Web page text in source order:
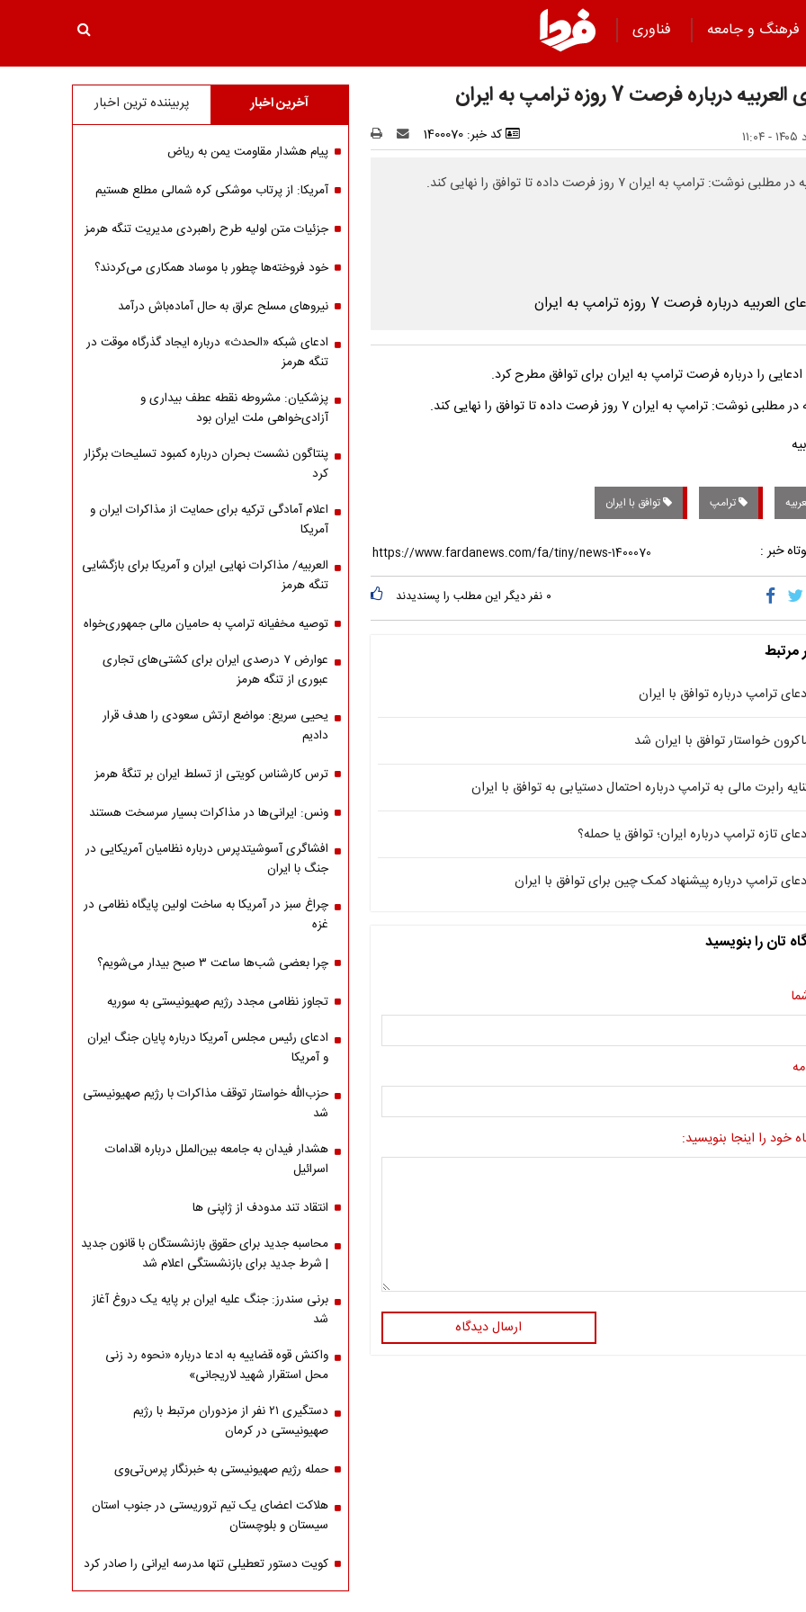
فرهنگ و جامعه
فناوری
درباره فرصت 7 روزه ترامپ به ایران
کد خبر: 1400070
مطلبی نوشت: ترامپ به ایران ۷ روز فرصت داده تا توافق را نهایی کند.
ادعایی را درباره فرصت ترامپ به ایران برای توافق مطرح کرد.
نوشت: ترامپ به ایران ۷ روز فرصت داده تا توافق را نهایی کند.
ترامپ توافق با ایران
خبر :
۰ نفر دیگر این مطلب را پسندیدند
مرتبط
ترامپ درباره توافق با ایران
خواستار توافق با ایران شد
رابرت مالی به ترامپ درباره احتمال دستیابی به توافق با ایران
تازه ترامپ درباره ایران؛ توافق یا حمله؟
ترامپ درباره پیشنهاد کمک چین برای توافق با ایران
تان را بنویسید
خود را اینجا بنویسید:
ارسال دیدگاه
آخرین اخبار پربیننده ترین اخبار
پیام هشدار مقاومت یمن به ریاض
آمریکا: از پرتاب موشکی کره شمالی مطلع هستیم
جزئیات متن اولیه طرح راهبردی مدیریت تنگه هرمز
خود فروخته‌ها چطور با موساد همکاری می‌کردند؟
نیروهای مسلح عراق به حال آماده‌باش درآمد
ادعای شبکه «الحدث» درباره ایجاد گذرگاه موقت در
تنگه هرمز
پزشکیان: مشروطه نقطه عطف بیداری و
آزادی‌خواهی ملت ایران بود
پنتاگون نشست بحران درباره کمبود تسلیحات برگزار
کرد
اعلام آمادگی ترکیه برای حمایت از مذاکرات ایران و
آمریکا
العربیه/ مذاکرات نهایی ایران و آمریکا برای بازگشایی
تنگه هرمز
توصیه مخفیانه ترامپ به حامیان مالی جمهوری‌خواه
عوارض ۷ درصدی ایران برای کشتی‌های تجاری
عبوری از تنگه هرمز
یحیی سریع: مواضع ارتش سعودی را هدف قرار
دادیم
ترس کارشناس کویتی از تسلط ایران بر تنگۀ هرمز
ونس: ایرانی‌ها در مذاکرات بسیار سرسخت هستند
افشاگری آسوشیتدپرس درباره نظامیان آمریکایی در
جنگ با ایران
چراغ سبز در آمریکا به ساخت اولین پایگاه نظامی در
غزه
چرا بعضی شب‌ها ساعت ۳ صبح بیدار می‌شویم؟
تجاوز نظامی مجدد رژیم صهیونیستی به سوریه
ادعای رئیس مجلس آمریکا درباره پایان جنگ ایران
و آمریکا
حزب‌الله خواستار توقف مذاکرات با رژیم صهیونیستی
شد
هشدار فیدان به جامعه بین‌الملل درباره اقدامات
اسرائیل
انتقاد تند مدودف از ژاپنی ها
محاسبه جدید برای حقوق بازنشستگان با قانون جدید
| شرط جدید برای بازنشستگی اعلام شد
برنی سندرز: جنگ علیه ایران بر پایه یک دروغ آغاز
شد
واکنش قوه قضاییه به ادعا درباره «نحوه رد زنی
محل استقرار شهید لاریجانی»
دستگیری ۲۱ نفر از مزدوران مرتبط با رژیم
صهیونیستی در کرمان
حمله رژیم صهیونیستی به خبرنگار پرس‌تی‌وی
هلاکت اعضای یک تیم تروریستی در جنوب استان
سیستان و بلوچستان
کویت دستور تعطیلی تنها مدرسه ایرانی را صادر کرد